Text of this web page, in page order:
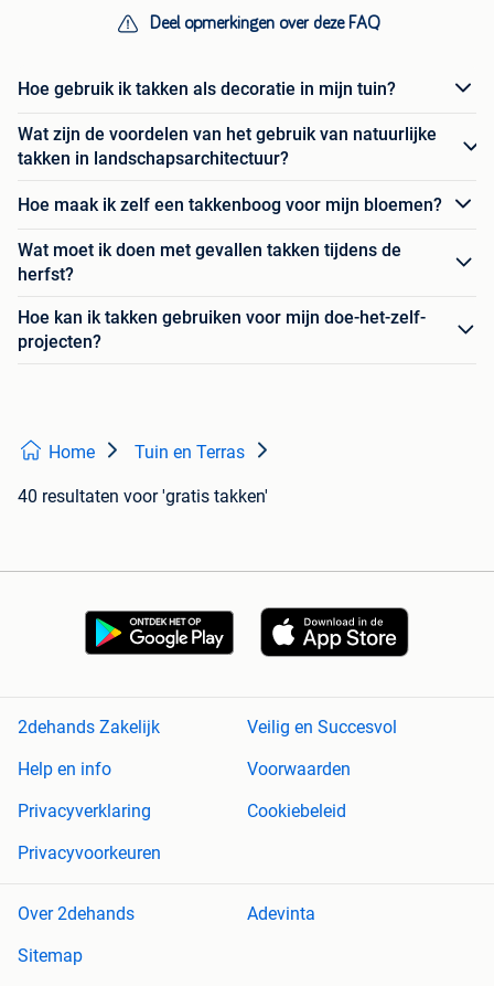
Deel opmerkingen over deze FAQ
Hoe gebruik ik takken als decoratie in mijn tuin?
Wat zijn de voordelen van het gebruik van natuurlijke
takken in landschapsarchitectuur?
Hoe maak ik zelf een takkenboog voor mijn bloemen?
Wat moet ik doen met gevallen takken tijdens de
herfst?
Hoe kan ik takken gebruiken voor mijn doe-het-zelf-
projecten?
Home Tuin en Terras
40 resultaten voor 'gratis takken'
2dehands Zakelijk
Veilig en Succesvol
Help en info
Voorwaarden
Privacyverklaring
Cookiebeleid
Privacyvoorkeuren
Over 2dehands
Adevinta
Sitemap